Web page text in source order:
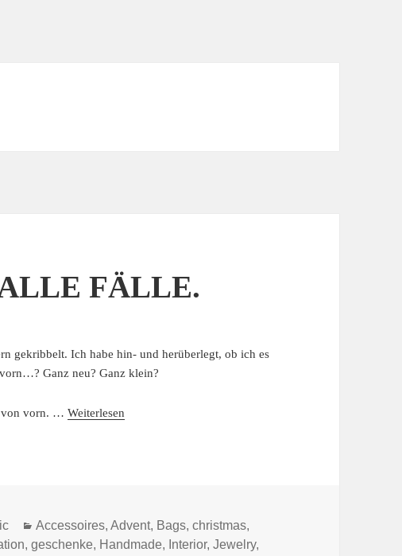
FÄLLE.
gekribbelt. Ich habe hin- und herüberlegt, ob ich es
Ganz neu? Ganz klein?
von vorn. …Weiterlesen
Kategorien
Accessoires,Advent, Bags,christmas,
,geschenke, Handmade, Interior,Jewelry,